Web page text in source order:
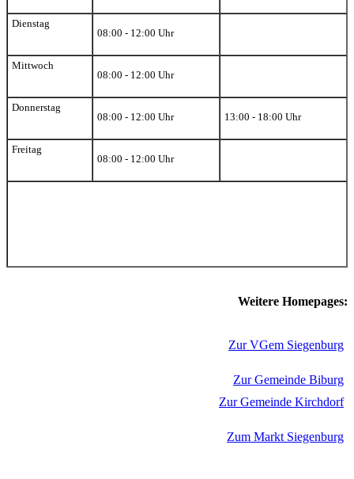
Dienstag
08:00 - 12:00 Uhr
Mittwoch
08:00 - 12:00 Uhr
Donnerstag
08:00 - 12:00 Uhr
13:00 - 18:00 Uhr
Freitag
08:00 - 12:00 Uhr
Weitere Homepages:
Zur VGem Siegenburg
Zur Gemeinde Biburg
Zur Gemeinde Kirchdorf
Zum Markt Siegenburg